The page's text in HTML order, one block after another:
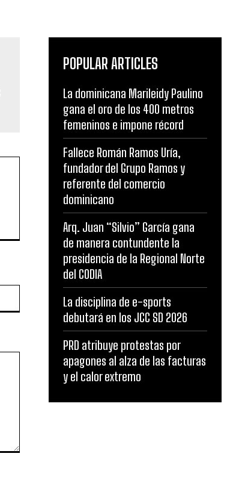
POPULAR ARTICLES
La dominicana Marileidy Paulino
gana el oro de los 400 metros
femeninos e impone récord
Fallece Román Ramos Uría,
fundador del Grupo Ramos y
referente del comercio
dominicano
Arq. Juan “Silvio” García gana
de manera contundente la
presidencia de la Regional Norte
del CODIA
La disciplina de e-sports
debutará en los JCC SD 2026
PRD atribuye protestas por
apagones al alza de las facturas
y el calor extremo